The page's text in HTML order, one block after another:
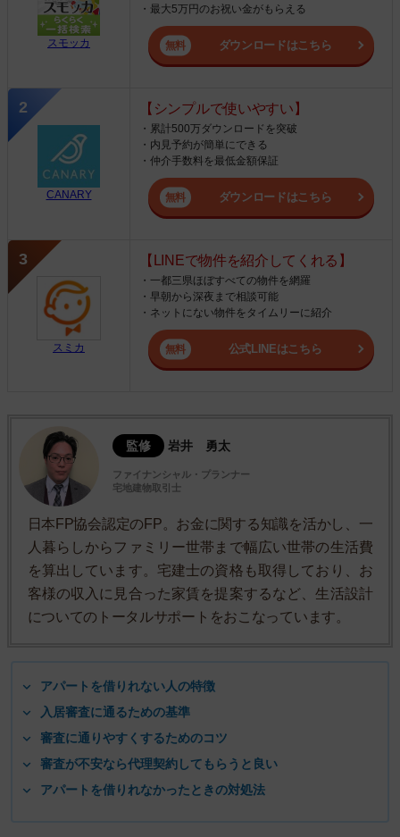
スモッカ
・最大5万円のお祝い金がもらえる
ダウンロードはこちら
CANARY
【シンプルで使いやすい】
・累計500万ダウンロードを突破
・内見予約が簡単にできる
・仲介手数料を最低金額保証
ダウンロードはこちら
スミカ
【LINEで物件を紹介してくれる】
・一都三県ほぼすべての物件を網羅
・早朝から深夜まで相談可能
・ネットにない物件をタイムリーに紹介
公式LINEはこちら
監修 岩井 勇太
ファイナンシャル・プランナー
宅地建物取引士
日本FP協会認定のFP。お金に関する知識を活かし、一
人暮らしからファミリー世帯まで幅広い世帯の生活費
を算出しています。宅建士の資格も取得しており、お
客様の収入に見合った家賃を提案するなど、生活設計
についてのトータルサポートをおこなっています。
アパートを借りれない人の特徴
入居審査に通るための基準
審査に通りやすくするためのコツ
審査が不安なら代理契約してもらうと良い
アパートを借りれなかったときの対処法